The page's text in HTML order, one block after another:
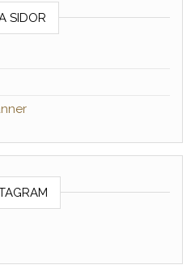
SIDOR